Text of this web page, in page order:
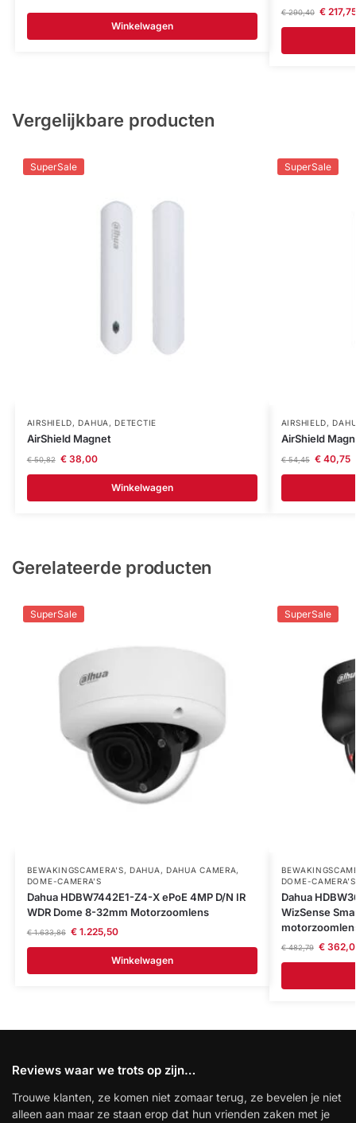
Winkelwagen
€290,40 €217,75
Vergelijkbare producten
SuperSale
AIRSHIELD, DAHUA , DETECTIE
AirShield Magnet
€50,82 €38,00
Winkelwagen
SuperSale
AIRSHIELD,
AirShield
€54,45 €40,75
Gerelateerde producten
SuperSale
BEWAKINGSCAMERA'S,DAHUA , DAHUA CAMERA,
DOME-CAMERA’S
Dahua HDBW7442E1-Z4-X ePoE 4MP D/N IR
WDR Dome 8-32mm Motorzoomlens
€1.633,86 €1.225,50
Winkelwagen
SuperSale
DOME-CAMERA’S
Dahua
WizSense
€482,79 €
Reviews waar we trots op zijn…
Trouwe klanten, ze komen niet zomaar terug, ze bevelen je niet
alleen aan maar ze staan erop dat hun vrienden zaken met je